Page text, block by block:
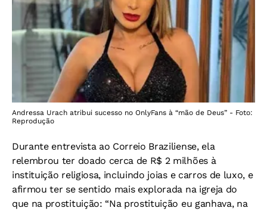
Andressa Urach atribui sucesso no OnlyFans à “mão de Deus” - Foto:
Reprodução
Durante entrevista ao Correio Braziliense, ela
relembrou ter doado cerca de R$ 2 milhões à
instituição religiosa, incluindo joias e carros de luxo, e
afirmou ter se sentido mais explorada na igreja do
que na prostituição: “Na prostituição eu ganhava, na